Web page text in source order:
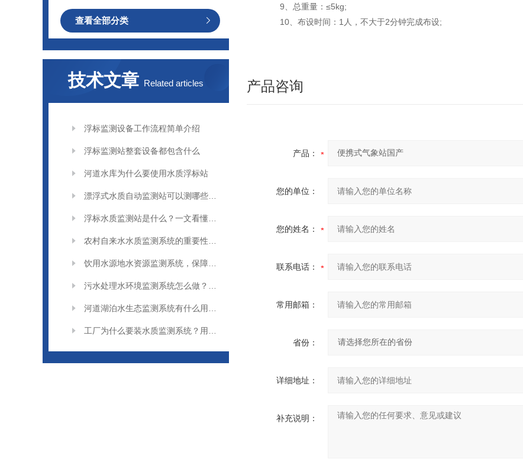
查看全部分类
技术文章 Related articles
浮标监测设备工作流程简单介绍
浮标监测站整套设备都包含什么
河道水库为什么要使用水质浮标站
9、总重量：≤5kg;
10、布设时间：1人，不大于2分钟完成布设;
产品咨询
产品：
您的单位：
您的姓名：
联系电话：
常用邮箱：
省份：
详细地址：
补充说明：